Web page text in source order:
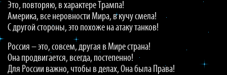
Это, повторяю, в характере Трампа!
Америка, все неровности Мира, в кучу смела!
С другой стороны, это похоже на атаку танков!
Россия – это, совсем, другая в Мире страна!
Она продвигается, всегда, постепенно!
Для России важно, чтобы в делах, Она была Права!